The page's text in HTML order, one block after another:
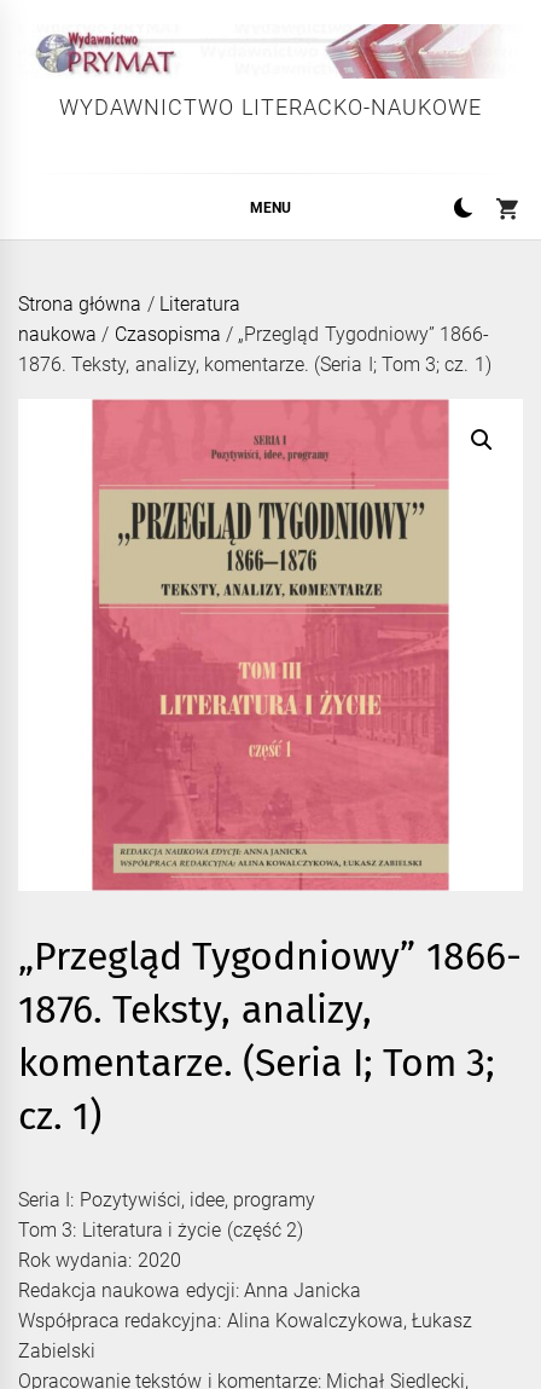
content
WYDAWNICTWO LITERACKO-NAUKOWE
MENU
Strona główna / Literatura
naukowa / Czasopisma / „Przegląd Tygodniowy” 1866-
1876. Teksty, analizy, komentarze. (Seria I; Tom 3; cz. 1)
„Przegląd Tygodniowy” 1866-
1876. Teksty, analizy,
komentarze. (Seria I; Tom 3;
cz. 1)
Seria I: Pozytywiści, idee, programy
Tom 3: Literatura i życie (część 2)
Rok wydania: 2020
Redakcja naukowa edycji: Anna Janicka
Współpraca redakcyjna: Alina Kowalczykowa, Łukasz
Zabielski
Opracowanie tekstów i komentarze: Michał Siedlecki,